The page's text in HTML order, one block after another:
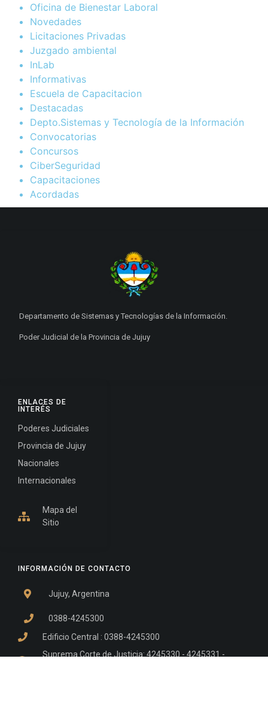
Oficina de Bienestar Laboral
Novedades
Licitaciones Privadas
Juzgado ambiental
InLab
Informativas
Escuela de Capacitacion
Destacadas
Depto.Sistemas y Tecnología de la Información
Convocatorias
Concursos
CiberSeguridad
Capacitaciones
Acordadas
INFORMACIÓN DE CONTACTO
Jujuy, Argentina
0388-4245300
Edificio Central : 0388-4245300
Suprema Corte de Justicia: 4245330 - 4245331 -
ENLACES DE
INTERÉS
Poderes Judiciales
Provincia de Jujuy
Nacionales
Internacionales
Mapa del
Sitio
Departamento de Sistemas y Tecnologías de la Información.
Poder Judicial de la Provincia de Jujuy